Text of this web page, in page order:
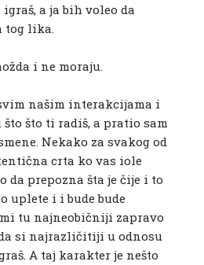
a ja bih voleo da
tog lika.
i ne moraju.
našim interakcijama i
što ti radiš, a pratio sam
Nekako za svakog od
crta ko vas iole
da prepozna šta je čije i to
uplete i i bude bude
tu najneobičniji zapravo
si najrazličitiji u odnosu
A taj karakter je nešto